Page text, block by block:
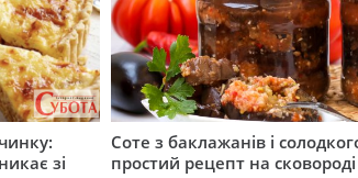
зі
Соте з баклажанів і
простий рецепт на сковороді